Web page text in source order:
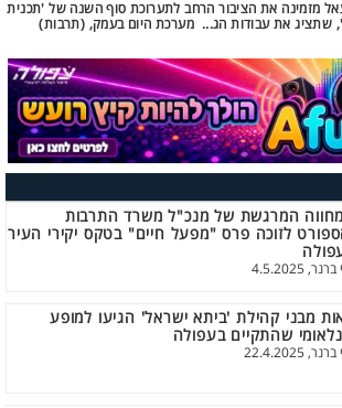
מזמינה את הציבור הרחב לתערוכת סוף השנה של 'תכנית
שתציג את עבודות הג... מערכת היום בעמק, (תרבות)
המרגשת של מנכ"ל משרד התרבות
לזוכה פרס "מפעל חיים" בטקס יקירי העיר
4.5.2025
מבני קהילת 'ביתא ישראל' הגיעו למופע
שהתקיים בעפולה
22.4.2025